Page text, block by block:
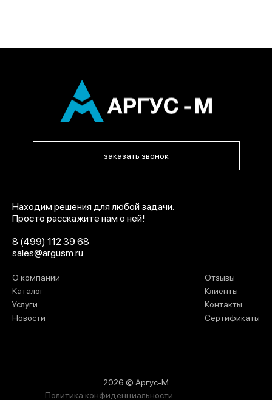
заказать звонок
Находим решения для любой задачи.
Просто расскажите нам о ней!
8 (499) 112 39 68
sales@argusm.ru
О компании
Каталог
Услуги
Новости
Отзывы
Клиенты
Контакты
Сертификаты
2026 © Аргус-М
Политика конфиденциальности